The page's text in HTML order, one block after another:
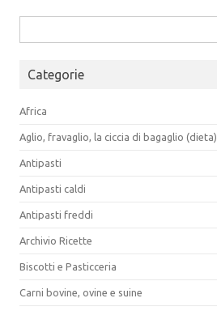
per:
Categorie
Africa
Aglio, fravaglio, la ciccia di bagaglio (dieta)
Antipasti
Antipasti caldi
Antipasti freddi
Archivio Ricette
Biscotti e Pasticceria
Carni bovine, ovine e suine